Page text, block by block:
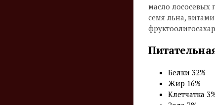
масло
семя льна,
Белки 32%
Жир 16%
Клетчатка